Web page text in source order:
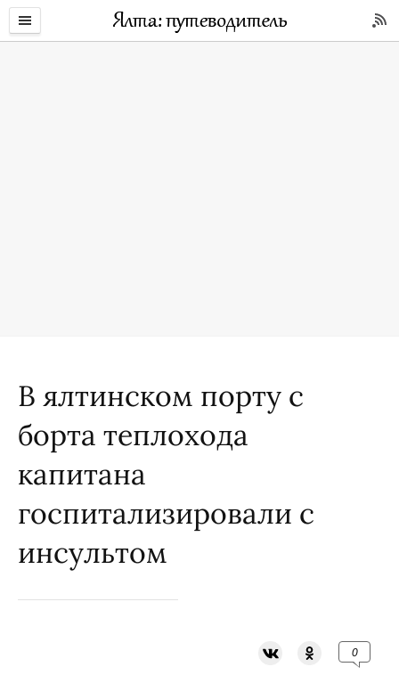
В ялтинском порту с
борта теплохода
капитана
госпитализировали с
инсультом
0